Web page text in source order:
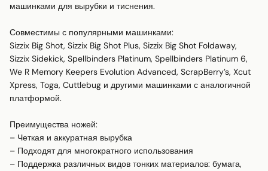
машинками для вырубки и тиснения.
Совместимы с популярными машинками:
Sizzix Big Shot, Sizzix Big Shot Plus, Sizzix Big Shot Foldaway,
Sizzix Sidekick, Spellbinders Platinum, Spellbinders Platinum 6,
We R Memory Keepers Evolution Advanced, ScrapBerry’s, Xcut
Xpress, Toga, Cuttlebug и другими машинками с аналогичной
платформой.
Преимущества ножей:
– Четкая и аккуратная вырубка
– Подходят для многократного использования
– Поддержка различных видов тонких материалов: бумага,